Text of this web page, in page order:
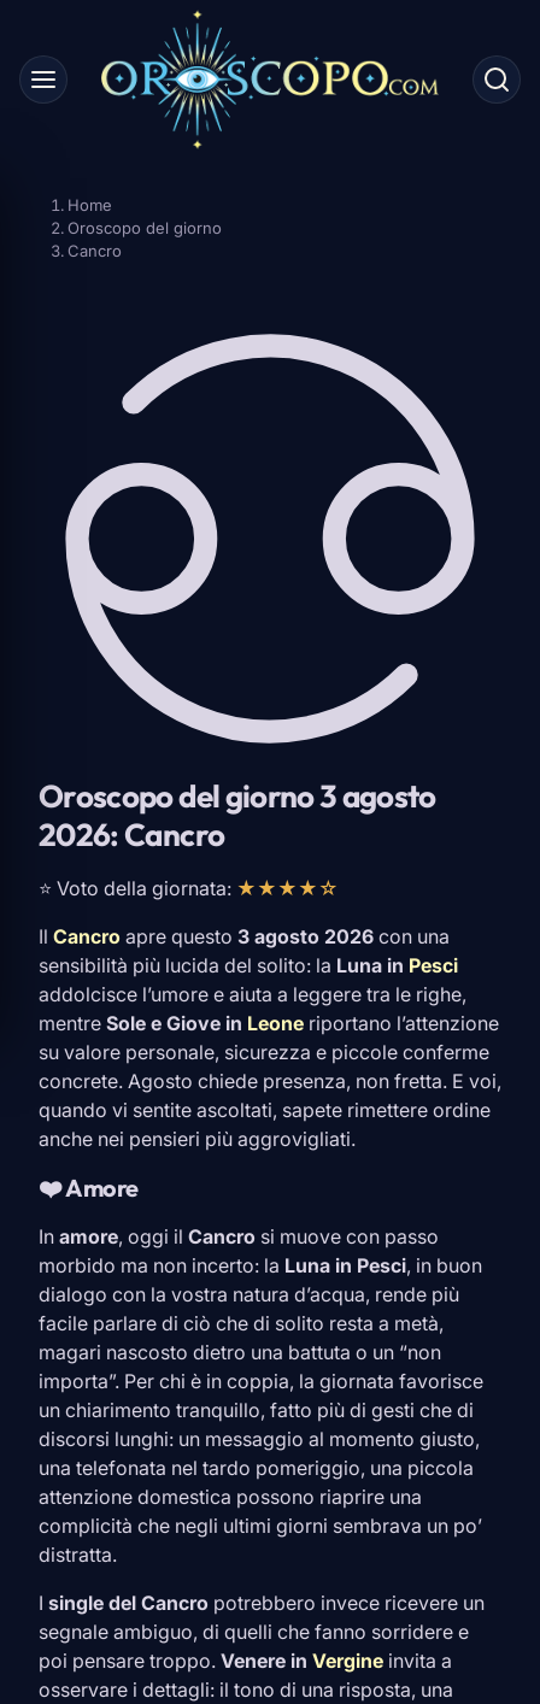
content
Home
Oroscopo del giorno
Cancro
Oroscopo del giorno 3 agosto
2026: Cancro
⭐ Voto della giornata: ★★★★☆
Il Cancro apre questo 3 agosto 2026 con una
sensibilità più lucida del solito: la Luna in Pesci
addolcisce l’umore e aiuta a leggere tra le righe,
mentre Sole e Giove in Leone riportano l’attenzione
su valore personale, sicurezza e piccole conferme
concrete. Agosto chiede presenza, non fretta. E voi,
quando vi sentite ascoltati, sapete rimettere ordine
anche nei pensieri più aggrovigliati.
❤️ Amore
In amore, oggi il Cancro si muove con passo
morbido ma non incerto: la Luna in Pesci, in buon
dialogo con la vostra natura d’acqua, rende più
facile parlare di ciò che di solito resta a metà,
magari nascosto dietro una battuta o un “non
importa”. Per chi è in coppia, la giornata favorisce
un chiarimento tranquillo, fatto più di gesti che di
discorsi lunghi: un messaggio al momento giusto,
una telefonata nel tardo pomeriggio, una piccola
attenzione domestica possono riaprire una
complicità che negli ultimi giorni sembrava un po’
distratta.
I single del Cancro potrebbero invece ricevere un
segnale ambiguo, di quelli che fanno sorridere e
poi pensare troppo. Venere in Vergine invita a
osservare i dettagli: il tono di una risposta, una